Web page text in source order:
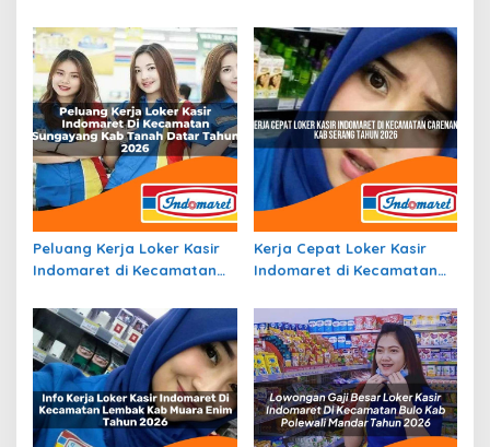
Tahun 2026
Tahun 2026
Peluang Kerja Loker Kasir
Indomaret di Kecamatan
Datar Tahun 2026
Kerja Cepat Loker Kasir
Indomaret di Kecamatan
Tahun 2026